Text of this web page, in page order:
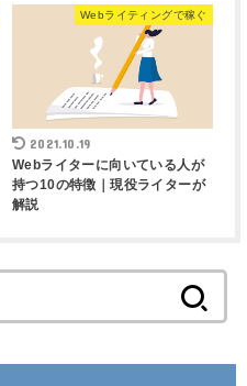
Webライティングで稼ぐ
2021.10.19
Webライターに向いている人が
持つ10の特徴｜現役ライターが
解説
索